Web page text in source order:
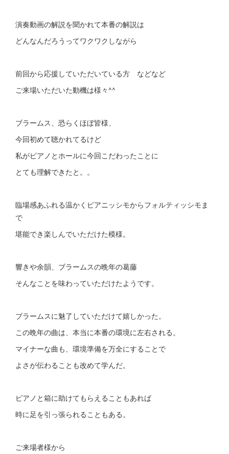
演奏動画の解説を聞かれて本番の解説は
どんなんだろうってワクワクしながら
前回から応援していただいている方 などなど
ご来場いただいた動機は様々^^
ブラームス、恐らくほぼ皆様、
今回初めて聴かれてるけど
私がピアノとホールに今回こだわったことに
とても理解できたと。。
臨場感あふれる温かくピアニッシモからフォルティッシモま
で
堪能でき楽しんでいただけた模様。
響きや余韻、ブラームスの晩年の葛藤
そんなことを味わっていただけたようです。
ブラームスに魅了していただけて嬉しかった。
この晩年の曲は、本当に本番の環境に左右される。
マイナーな曲も、環境準備を万全にすることで
よさが伝わることも改めて学んだ。
ピアノと箱に助けてもらえることもあれば
時に足を引っ張られることもある。
ご来場者様から